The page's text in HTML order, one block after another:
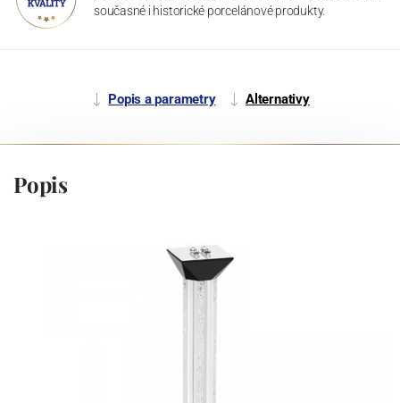
současné i historické porcelánové produkty.
Popis a parametry Alternativy
Popis